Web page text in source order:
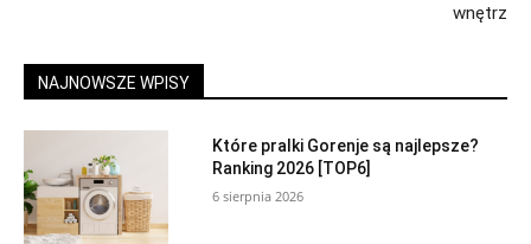
wnętrz
NAJNOWSZE WPISY
Które pralki Gorenje są najlepsze?
Ranking 2026 [TOP6]
6 sierpnia 2026